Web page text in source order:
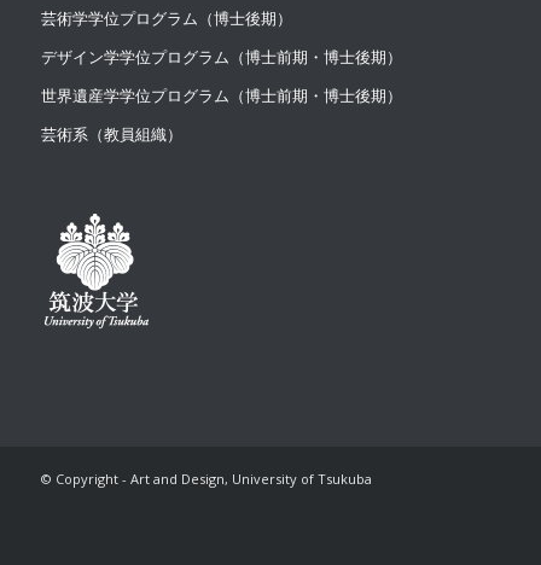
芸術学学位プログラム（博士後期）
デザイン学学位プログラム（博士前期・博士後期）
世界遺産学学位プログラム（博士前期・博士後期）
芸術系（教員組織）
© Copyright - Art and Design, University of Tsukuba